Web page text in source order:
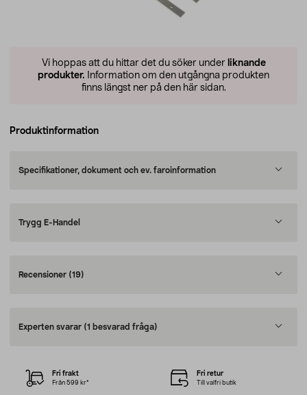
Vi hoppas att du hittar det du söker under liknande
produkter. Information om den utgångna produkten
finns längst ner på den här sidan.
Produktinformation
Specifikationer, dokument och ev. faroinformation
Trygg E-Handel
Recensioner (19)
Experten svarar (1 besvarad fråga)
Fri frakt
Från 599 kr*
Fri retur
Till valfri butik